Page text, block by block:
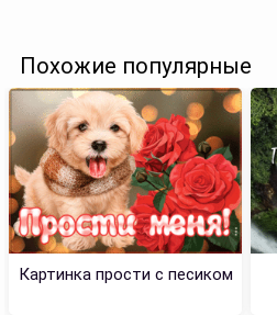
Похожие популярные
Картинка прости с песиком